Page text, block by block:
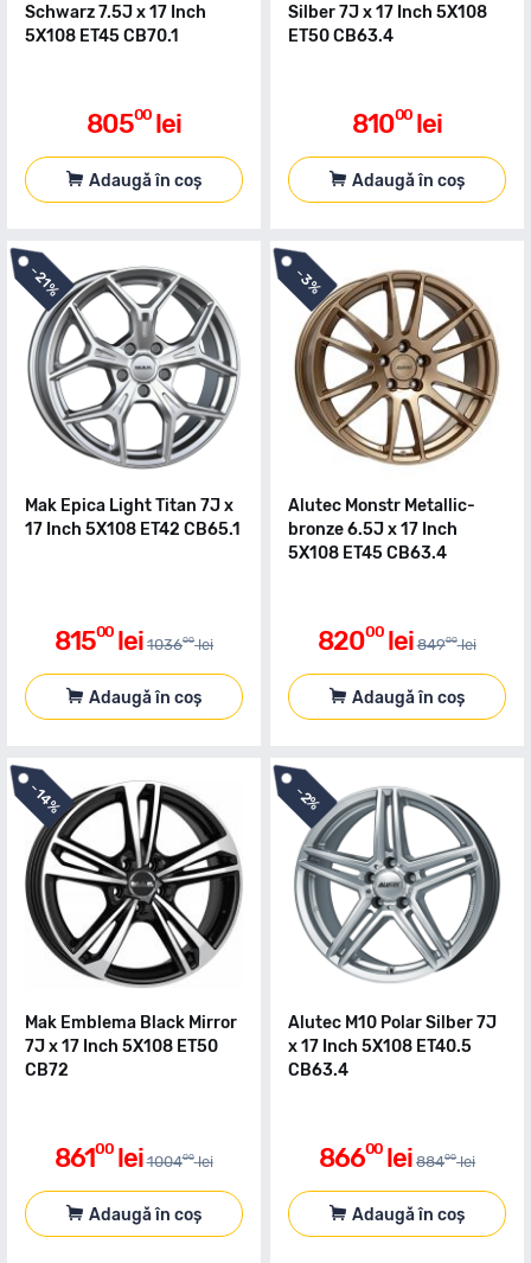
Schwarz 7.5J x 17 Inch
5X108 ET45 CB70.1
80500 lei
Adaugă în coș
Silber 7J x 17 Inch 5X108
ET50 CB63.4
81000 lei
Adaugă în coș
-21%
Mak Epica Light Titan 7J x
17 Inch 5X108 ET42 CB65.1
81500 lei 103600 lei
Adaugă în coș
-
3%
Alutec Monstr Metallic-
bronze 6.5J x 17 Inch
5X108 ET45 CB63.4
82000 lei 84900 lei
Adaugă în coș
-14%
Mak Emblema Black Mirror
7J x 17 Inch 5X108 ET50
CB72
86100 lei 100400 lei
Adaugă în coș
-
2%
Alutec M10 Polar Silber 7J
x 17 Inch 5X108 ET40.5
CB63.4
86600 lei 88400 lei
Adaugă în coș